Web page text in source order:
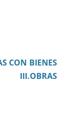
CON BIENES
III.OBRAS